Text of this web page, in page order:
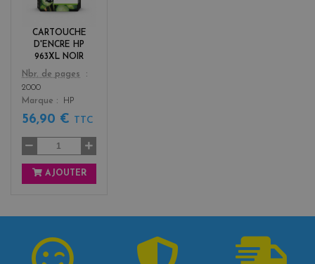
CARTOUCHE
D'ENCRE HP
963XL NOIR
Color
k
Nbr. de pages
2000
Marque
HP
56,90 € TTC
AJOUTER